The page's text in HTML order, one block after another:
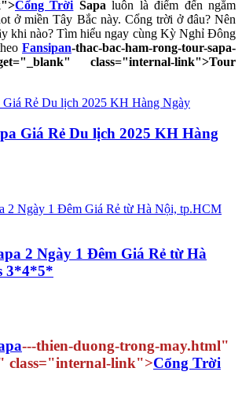
Cổng Trời Sapaluôn là điểm đến ngắm
ở miền Tây Bắc này. Cổng trời ở đâu? Nên
khi nào? Tìm hiểu ngay cùng Kỳ Nghỉ Đông
Fansipan-thac-bac-ham-rong-tour-sapa-
class="internal-link">Tour
Giá Rẻ Du lịch 2025 KH Hàng
2 Ngày 1 Đêm Giá Rẻ từ Hà
3*4*5*
---thien-duong-trong-may.html"
class="internal-link">Cổng Trời